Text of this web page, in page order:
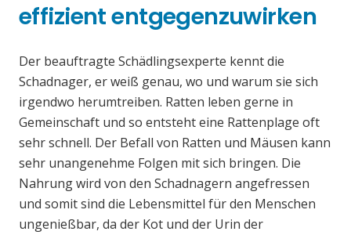
effizient entgegenzuwirken
Der beauftragte Schädlingsexperte kennt die
Schadnager, er weiß genau, wo und warum sie sich
irgendwo herumtreiben. Ratten leben gerne in
Gemeinschaft und so entsteht eine Rattenplage oft
sehr schnell. Der Befall von Ratten und Mäusen kann
sehr unangenehme Folgen mit sich bringen. Die
Nahrung wird von den Schadnagern angefressen
und somit sind die Lebensmittel für den Menschen
ungenießbar, da der Kot und der Urin der